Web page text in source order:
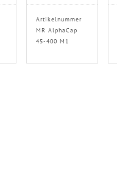
Artikelnummer
MR AlphaCap
45-400 M1